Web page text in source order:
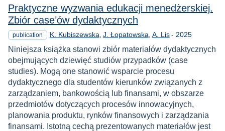
Praktyczne wyzwania edukacji menedżerskiej.
Zbiór case’ów dydaktycznych
publication K. Kubiszewska J. Łopatowska A. Lis - Year
2025
Niniejsza książka stanowi zbiór materiałów dydaktycznych
obejmujących dziewięć studiów przypadków (case
studies). Mogą one stanowić wsparcie procesu
dydaktycznego dla studentów kierunków związanych z
zarządzaniem, bankowością lub finansami, w obszarze
przedmiotów dotyczących procesów innowacyjnych,
planowania produktu, rynków finansowych i zarządzania
finansami. Istotną cechą prezentowanych materiałów jest